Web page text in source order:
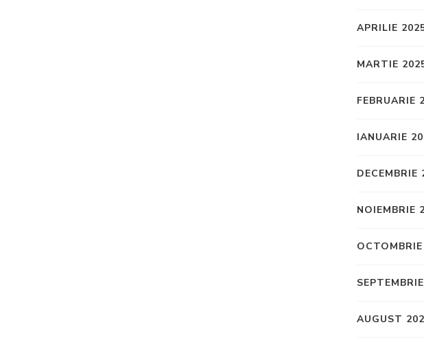
APRILIE
MARTIE
FEBRUARIE
IANUARIE
DECEMBRIE
NOIEMBRIE
AUGUST